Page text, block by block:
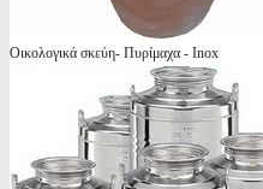
Οικολογικά σκεύη- Πυρίμαχα - Inox